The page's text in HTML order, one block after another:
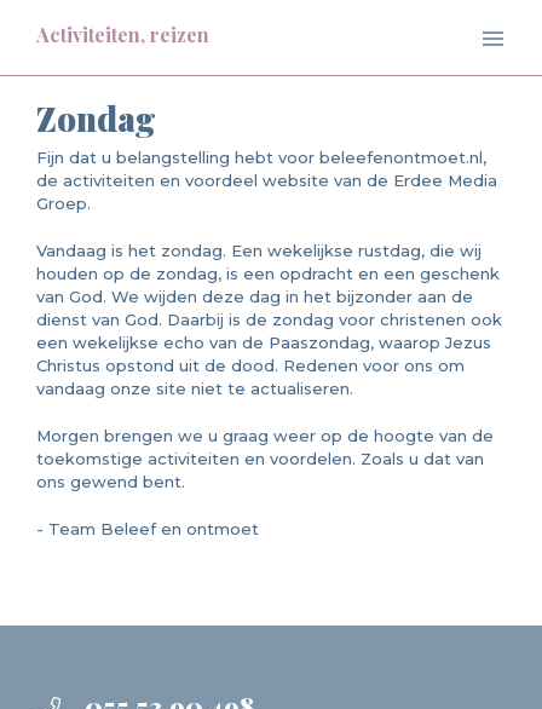
Activiteiten, reizen
Zondag
Fijn dat u belangstelling hebt voor beleefenontmoet.nl,
de activiteiten en voordeel website van de Erdee Media
Groep.
Vandaag is het zondag. Een wekelijkse rustdag, die wij
houden op de zondag, is een opdracht en een geschenk
van God. We wijden deze dag in het bijzonder aan de
dienst van God. Daarbij is de zondag voor christenen ook
een wekelijkse echo van de Paaszondag, waarop Jezus
Christus opstond uit de dood. Redenen voor ons om
vandaag onze site niet te actualiseren.
Morgen brengen we u graag weer op de hoogte van de
toekomstige activiteiten en voordelen. Zoals u dat van
ons gewend bent.
- Team Beleef en ontmoet